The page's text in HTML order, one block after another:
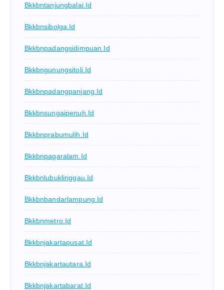
Bkkbntanjungbalai.id
Bkkbnsibolga.id
Bkkbnpadangsidimpuan.id
Bkkbngunungsitoli.id
Bkkbnpadangpanjang.id
Bkkbnsungaipenuh.id
Bkkbnprabumulih.id
Bkkbnpagaralam.id
Bkkbnlubuklinggau.id
Bkkbnbandarlampung.id
Bkkbnmetro.id
Bkkbnjakartapusat.id
Bkkbnjakartautara.id
Bkkbnjakartabarat.id